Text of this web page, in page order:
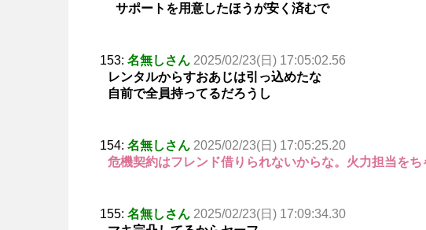
サポートを用意したほうが安く済むで
153: 名無しさん 2025/02/23(日) 17:05:02.56
レンタルからすおあじは引っ込めたな
自前で全員持ってるだろうし
154: 名無しさん 2025/02/23(日) 17:05:25.20
危機契約はフレンド借りられないからな。火力担当を
155: 名無しさん 2025/02/23(日) 17:09:34.30